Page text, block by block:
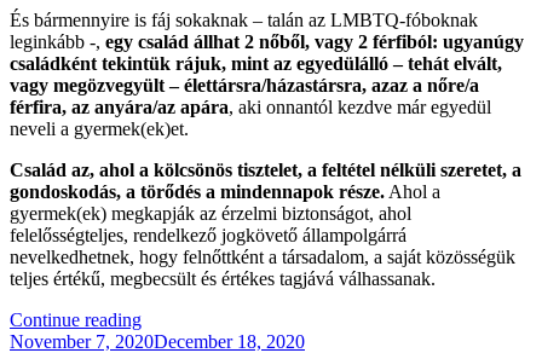
És bármennyire is fáj sokaknak – talán az LMBTQ-fóboknak
leginkább -, egy család állhat 2 nőből, vagy 2 férfiból: ugyanúgy
családként tekintük rájuk, mint az egyedülálló – tehát elvált,
vagy megözvegyült – élettársra/házastársra, azaz a nőre/a
férfira, az anyára/az apára, aki onnantól kezdve már egyedül
neveli a gyermek(ek)et.
Család az, ahol a kölcsönös tisztelet, a feltétel nélküli szeretet, a
gondoskodás, a törődés a mindennapok része. Ahol a
gyermek(ek) megkapják az érzelmi biztonságot, ahol
felelősségteljes, rendelkező jogkövető állampolgárrá
nevelkedhetnek, hogy felnőttként a társadalom, a saját közösségük
teljes értékű, megbecsült és értékes tagjává válhassanak.
Continue reading“Más,
Mint
Posted
November 7, 2020December 18, 2020